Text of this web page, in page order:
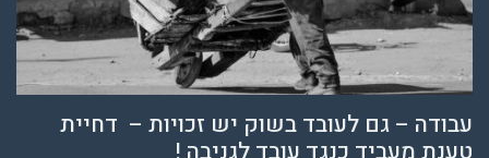
עבודה – גם לעובד בשוק יש זכויות – דחיית